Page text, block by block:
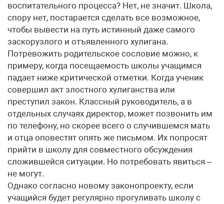
воспитательного процесса? Нет, не значит. Школа,
спору нет, постарается сделать все возможное,
чтобы вывести на путь истинный даже самого
заскорузлого и отъявленного хулигана.
Потревожить родительское сословие можно, к
примеру, когда посещаемость школы учащимся
падает ниже критической отметки. Когда ученик
совершил акт злостного хулиганства или
преступил закон. Классный руководитель, а в
отдельных случаях директор, может позвонить им
по телефону, но скорее всего о случившемся мать
и отца оповестят опять же письмом. Их попросят
прийти в школу для совместного обсуждения
сложившейся ситуации. Но потребовать явиться –
не могут.
Однако согласно новому законопроекту, если
учащийся будет регулярно прогуливать школу с